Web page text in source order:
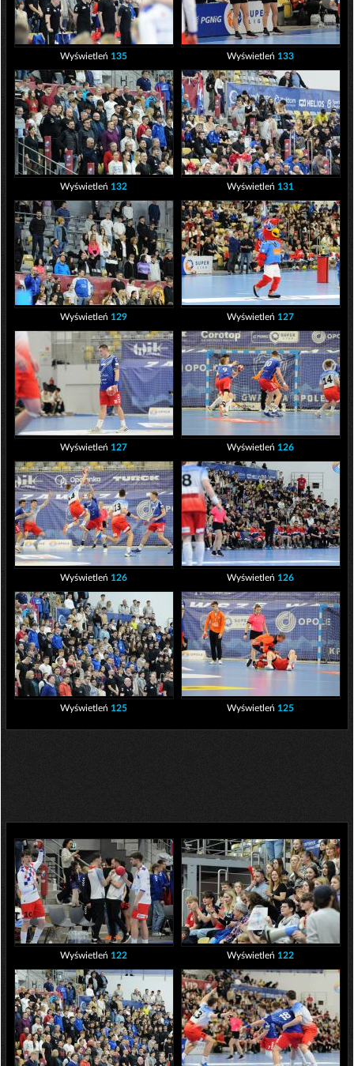
Wyświetleń 135 Wyświetleń 133
Wyświetleń 132 Wyświetleń 131
Wyświetleń 129 Wyświetleń 127
Wyświetleń 127 Wyświetleń 126
Wyświetleń 126 Wyświetleń 126
Wyświetleń 125 Wyświetleń 125
Wyświetleń 122 Wyświetleń 122